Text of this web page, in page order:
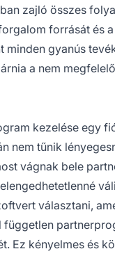
zajló összes
forrását és
minden gyanús
a nem
kezelése egy
nem tűnik
vágnak bele
választani,
független
Ez kényelmes és